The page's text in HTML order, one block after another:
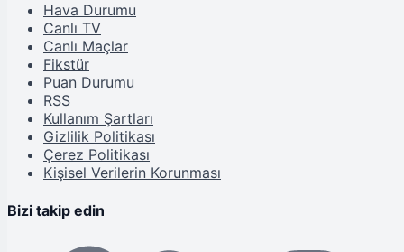
Hava Durumu
Canlı TV
Canlı Maçlar
Fikstür
Puan Durumu
RSS
Kullanım Şartları
Gizlilik Politikası
Çerez Politikası
Kişisel Verilerin Korunması
Bizi takip edin